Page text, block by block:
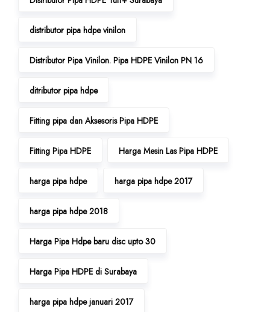
distributor pipa hdpe vinilon
Distributor Pipa Vinilon. Pipa HDPE Vinilon PN 16
ditributor pipa hdpe
Fitting pipa dan Aksesoris Pipa HDPE
Fitting Pipa HDPE Harga Mesin Las Pipa HDPE
harga pipa hdpe harga pipa hdpe 2017
harga pipa hdpe 2018
Harga Pipa Hdpe baru disc upto 30
Harga Pipa HDPE di Surabaya
harga pipa hdpe januari 2017